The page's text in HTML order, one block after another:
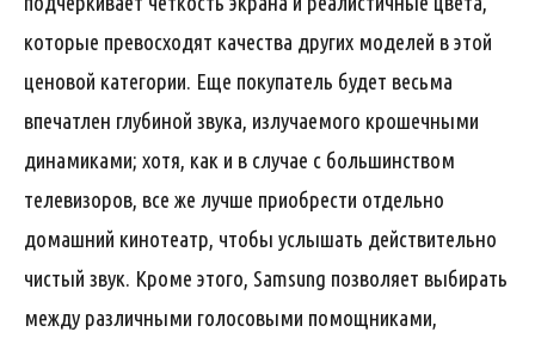
которые превосходят качества других моделей в этой
ценовой категории. Еще покупатель будет весьма
впечатлен глубиной звука, излучаемого крошечными
динамиками; хотя, как и в случае с большинством
телевизоров, все же лучше приобрести отдельно
домашний кинотеатр, чтобы услышать действительно
чистый звук. Кроме этого, Samsung позволяет выбирать
между различными голосовыми помощниками,